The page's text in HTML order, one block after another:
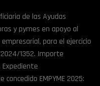
de las Ayudas
y pymes en apoyo al
para el ejercicio
1352. Importe
Expediente
concedido EMPYME 2025: